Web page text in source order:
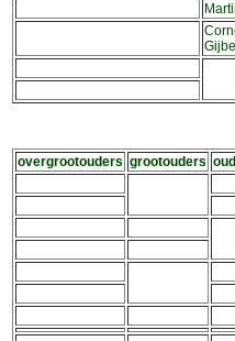
overgrootouders grootouders